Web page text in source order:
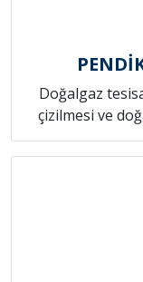
Doğalgaz
çizilmesi ve